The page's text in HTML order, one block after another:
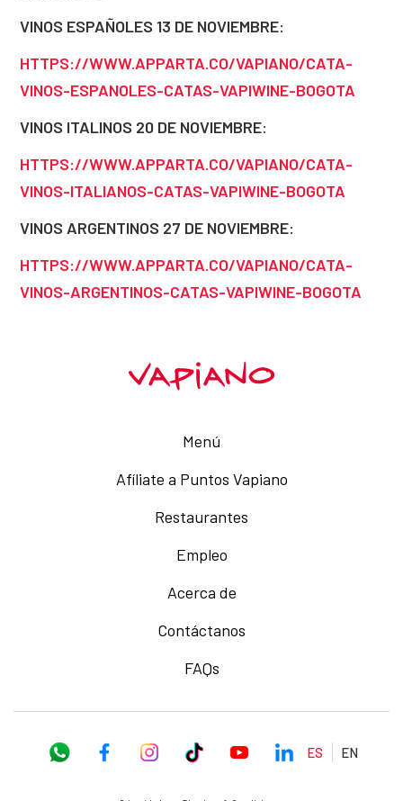
VINOS ESPAÑOLES 13 DE NOVIEMBRE:
HTTPS://WWW.APPARTA.CO/VAPIANO/CATA-
VINOS-ESPANOLES-CATAS-VAPIWINE-BOGOTA
VINOS ITALINOS 20 DE NOVIEMBRE:
HTTPS://WWW.APPARTA.CO/VAPIANO/CATA-
VINOS-ITALIANOS-CATAS-VAPIWINE-BOGOTA
VINOS ARGENTINOS 27 DE NOVIEMBRE:
HTTPS://WWW.APPARTA.CO/VAPIANO/CATA-
VINOS-ARGENTINOS-CATAS-VAPIWINE-BOGOTA
Menú
Afíliate a Puntos Vapiano
Restaurantes
Empleo
Acerca de
Contáctanos
FAQs
ES EN